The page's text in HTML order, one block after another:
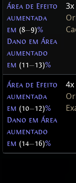
Área de Efeito
aumentada
em (8—9)%
Dano em Área
aumentado
em (11—13)%
3x
Área de Efeito
aumentada
em (10—12)%
Dano em Área
aumentado
em (14—16)%
4x